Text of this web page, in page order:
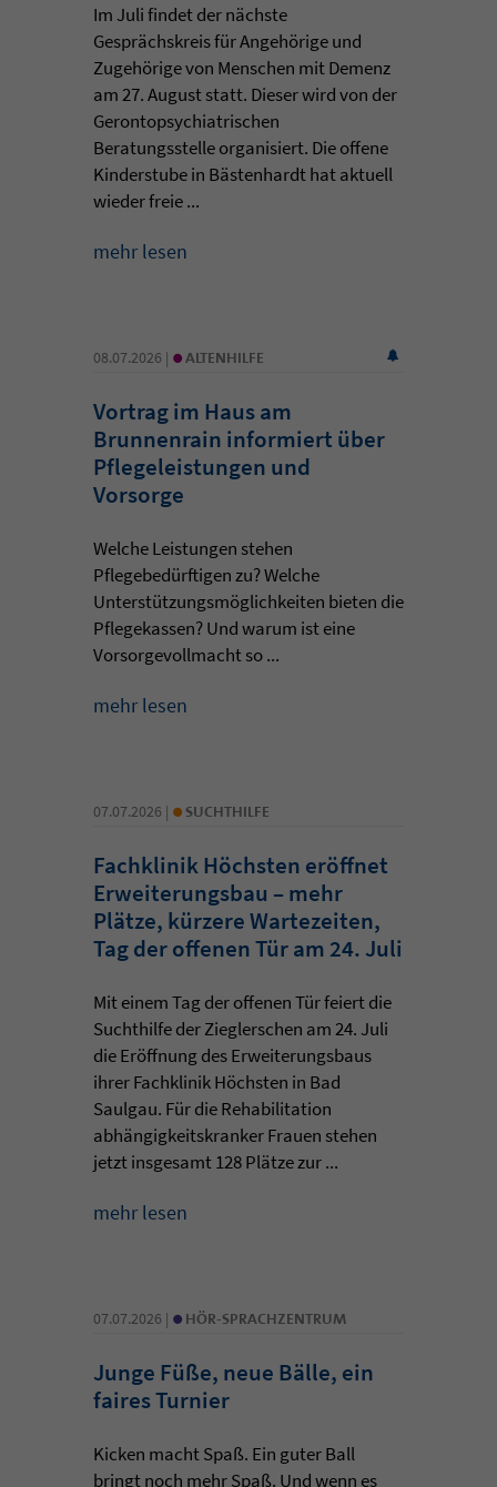
Im Juli findet der nächste
Gesprächskreis für Angehörige und
Zugehörige von Menschen mit Demenz
am 27. August statt. Dieser wird von der
Gerontopsychiatrischen
Beratungsstelle organisiert. Die offene
Kinderstube in Bästenhardt hat aktuell
wieder freie ...
mehr lesen
08.07.2026 | • ALTENHILFE
Vortrag im Haus am
Brunnenrain informiert über
Pflegeleistungen und
Vorsorge
Welche Leistungen stehen
Pflegebedürftigen zu? Welche
Unterstützungsmöglichkeiten bieten die
Pflegekassen? Und warum ist eine
Vorsorgevollmacht so ...
mehr lesen
07.07.2026 | • SUCHTHILFE
Fachklinik Höchsten eröffnet
Erweiterungsbau – mehr
Plätze, kürzere Wartezeiten,
Tag der offenen Tür am 24. Juli
Mit einem Tag der offenen Tür feiert die
Suchthilfe der Zieglerschen am 24. Juli
die Eröffnung des Erweiterungsbaus
ihrer Fachklinik Höchsten in Bad
Saulgau. Für die Rehabilitation
abhängigkeitskranker Frauen stehen
jetzt insgesamt 128 Plätze zur ...
mehr lesen
07.07.2026 | • HÖR-SPRACHZENTRUM
Junge Füße, neue Bälle, ein
faires Turnier
Kicken macht Spaß. Ein guter Ball
bringt noch mehr Spaß. Und wenn es